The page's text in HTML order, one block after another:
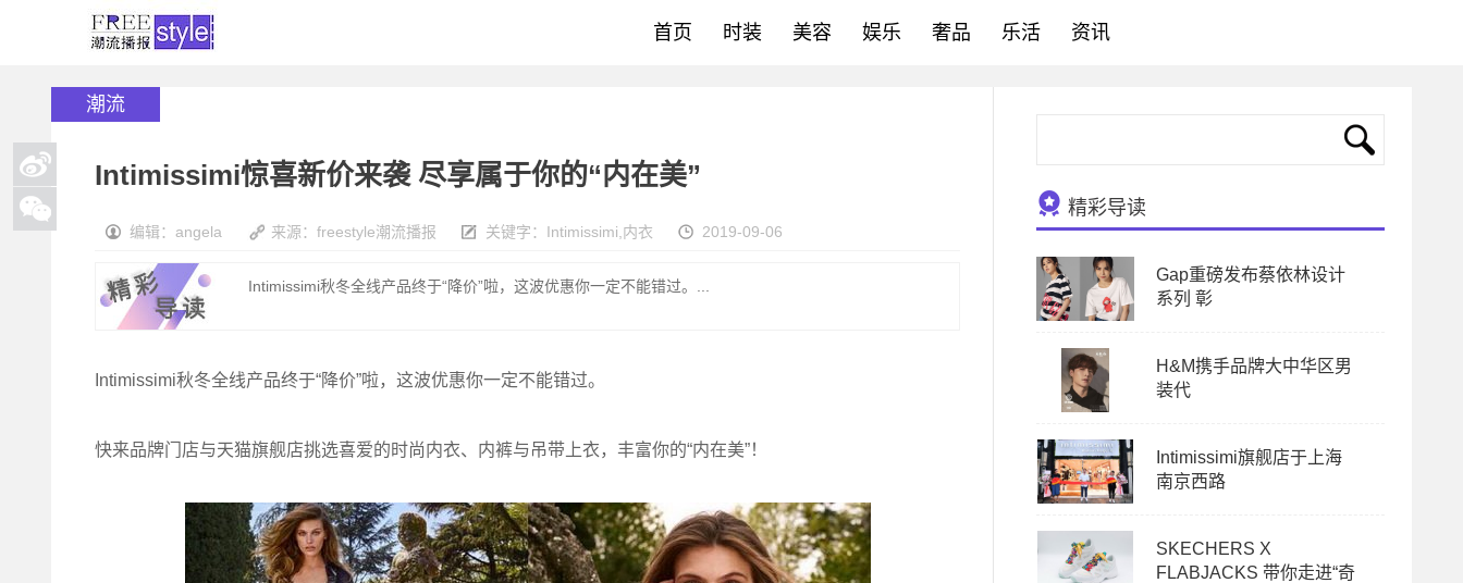
首页 时装 美容 娱乐 奢品 乐活 资讯
潮流
Intimissimi惊喜新价来袭 尽享属于你的“内在美”
编辑：angela 来源：freestyle潮流播报 关键字： Intimissimi 内衣 2019-09-06
Intimissimi秋冬全线产品终于“降价”啦，这波优惠你一定不能错过。...
Intimissimi秋冬全线产品终于“降价”啦，这波优惠你一定不能错过。
快来品牌门店与天猫旗舰店挑选喜爱的时尚内衣、内裤与吊带上衣，丰富你的“内在美”！
精彩导读
Gap重磅发布蔡依林设计
系列 彰
H&M携手品牌大中华区男
装代
Intimissimi旗舰店于上海
南京西路
SKECHERS X
FLABJACKS 带你走进“奇